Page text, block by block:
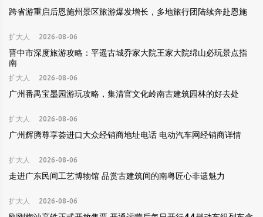
跨省游重启后恩施州景区旅游爆发增长，多地旅行团陆续奔赴恩施
扩大人 2026-08-06
晋中市深度旅游攻略：平遥古城乔家大院王家大院绵山必玩景点指
南
扩大人 2026-08-06
广州番禺宝墨园游玩攻略，集清官文化岭南古建筑园林的好去处
扩大人 2026-08-06
广州辉腾尊享荟进口大众经销商地址电话 电动汽车网经销商详情
扩大人 2026-08-06
走进广东民间工艺博物馆 品赏古建筑间的南粤匠心非遗魅力
扩大人 2026-08-06